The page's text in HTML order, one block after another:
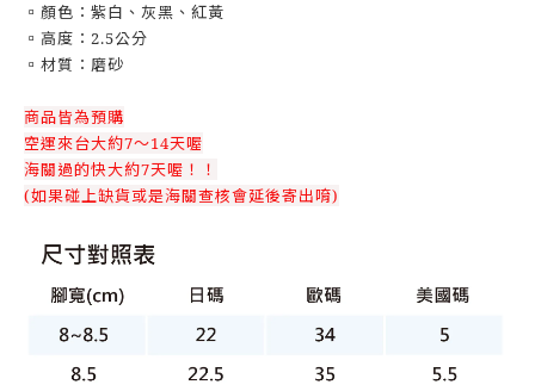
▫️顏色：紫白、灰黑、紅黃
▫️高度：2.5公分
▫️材質：磨砂
商品皆為預購
空運來台大約7～14天喔
海關過的快大約7天喔！！
(如果碰上缺貨或是海關查核會延後寄出唷)